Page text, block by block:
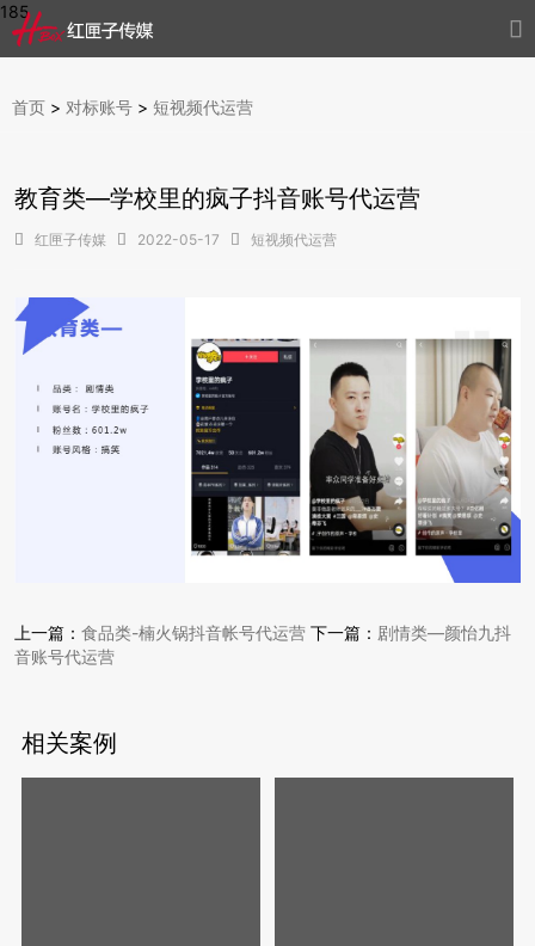
185

首页 > 对标账号 > 短视频代运营
教育类—学校里的疯子抖音账号代运营
 红匣子传媒  2022-05-17  短视频代运营
上一篇： 食品类-楠火锅抖音帐号代运营 下一篇： 剧情类—颜怡九抖
音账号代运营
相关案例